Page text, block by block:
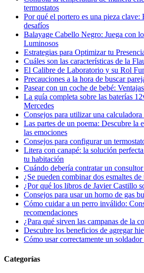
termostatos
Por qué el portero es una pieza
desafíos
Balayage Cabello Negro: Juega con
Luminosos
Estrategias para Optimizar tu
Cuáles son las características de la
El Calibre de Laboratorio y su Rol
Precauciones a la hora de buscar
Pasear con un coche de bebé:
La guía completa sobre las baterías
Mercedes
Consejos para utilizar una calculadora
Las partes de un poema: Descubre la
las emociones
Consejos para configurar un
Litera con canapé: la solución
tu habitación
Cuándo debería contratar un
¿Se pueden combinar dos esmaltes de
¿Por qué los libros de Javier Castillo
Consejos para usar un horno de gas
Cómo cuidar a un perro inválido:
recomendaciones
¿Para qué sirven las campanas de la
Descubre los beneficios de agregar
Cómo usar correctamente un soldador
Categorías